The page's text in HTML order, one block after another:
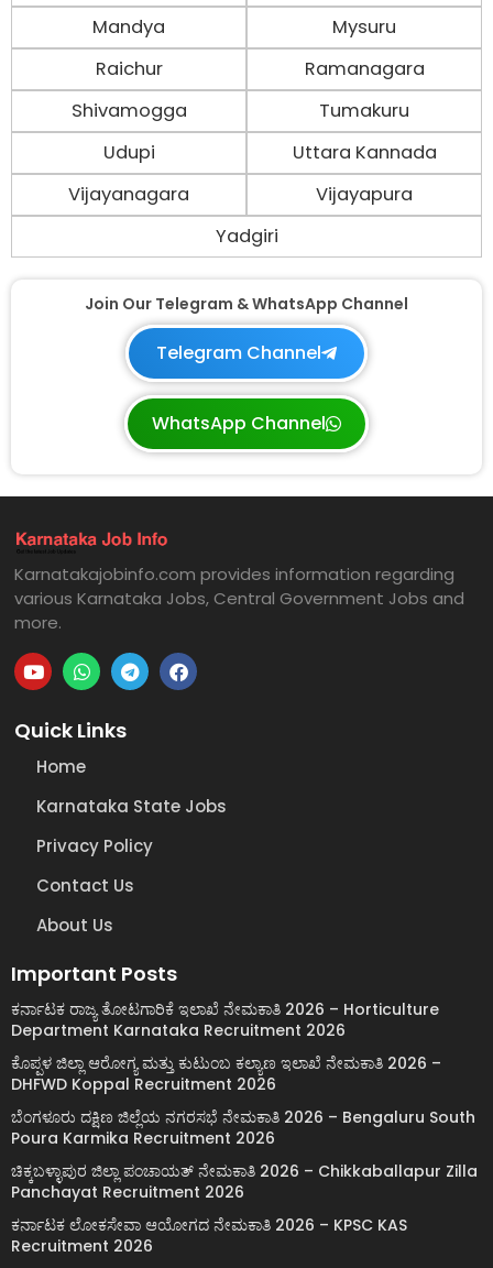
Mandya
Mysuru
Raichur
Ramanagara
Shivamogga
Tumakuru
Udupi
Uttara Kannada
Vijayanagara
Vijayapura
Yadgiri
Join Our Telegram & WhatsApp Channel
Telegram Channel
WhatsApp Channel
Karnatakajobinfo.com provides information regarding
various Karnataka Jobs, Central Government Jobs and
more.
Quick Links
Home
Karnataka State Jobs
Privacy Policy
Contact Us
About Us
Important Posts
ಕರ್ನಾಟಕ ರಾಜ್ಯ ತೋಟಗಾರಿಕೆ ಇಲಾಖೆ ನೇಮಕಾತಿ 2026 – Horticulture
Department Karnataka Recruitment 2026
ಕೊಪ್ಪಳ ಜಿಲ್ಲಾ ಆರೋಗ್ಯ ಮತ್ತು ಕುಟುಂಬ ಕಲ್ಯಾಣ ಇಲಾಖೆ ನೇಮಕಾತಿ 2026 –
DHFWD Koppal Recruitment 2026
ಬೆಂಗಳೂರು ದಕ್ಷಿಣ ಜಿಲ್ಲೆಯ ನಗರಸಭೆ ನೇಮಕಾತಿ 2026 – Bengaluru South
Poura Karmika Recruitment 2026
ಚಿಕ್ಕಬಳ್ಳಾಪುರ ಜಿಲ್ಲಾ ಪಂಚಾಯತ್ ನೇಮಕಾತಿ 2026 – Chikkaballapur Zilla
Panchayat Recruitment 2026
ಕರ್ನಾಟಕ ಲೋಕಸೇವಾ ಆಯೋಗದ ನೇಮಕಾತಿ 2026 – KPSC KAS
Recruitment 2026